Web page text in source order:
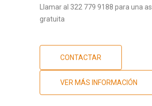
Llamar al 322 779 9188 para una
gratuita
CONTACTAR
VER MÁS INFORMACIÓN